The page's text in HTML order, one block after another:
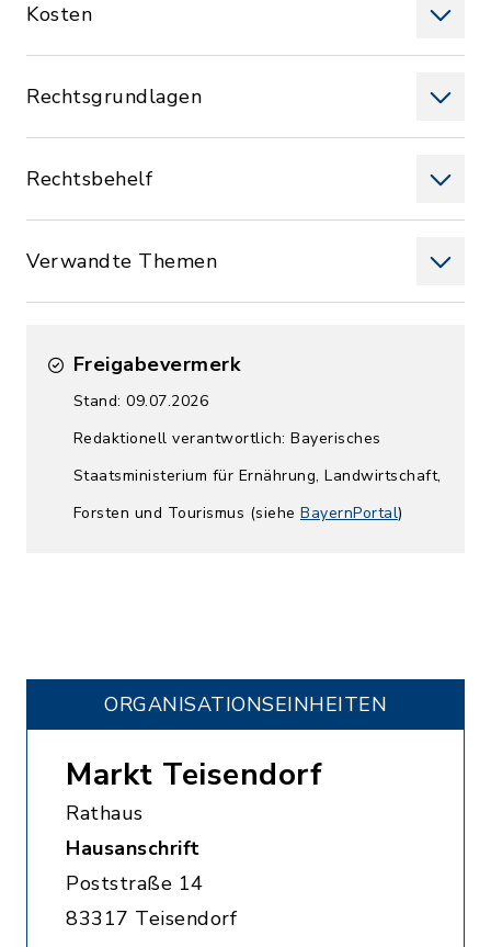
Kosten
Rechtsgrundlagen
Rechtsbehelf
Verwandte Themen
Freigabevermerk
Stand: 09.07.2026
Redaktionell verantwortlich: Bayerisches
Staatsministerium für Ernährung, Landwirtschaft,
Forsten und Tourismus (siehe BayernPortal)
ORGANISATIONS­EINHEITEN
Markt Teisendorf
Rathaus
Hausanschrift
Poststraße 14
83317 Teisendorf